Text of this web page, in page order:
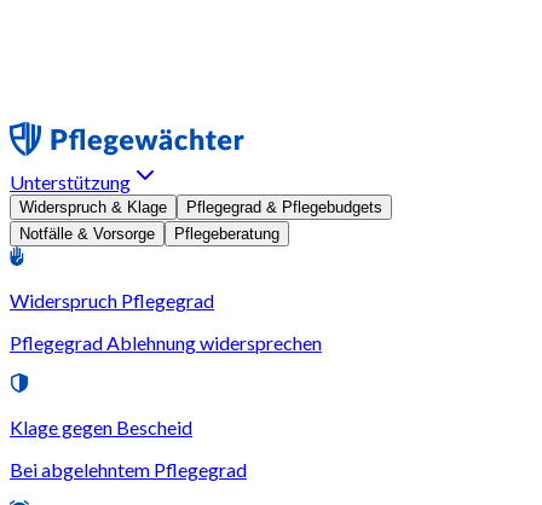
Unterstützung
Widerspruch & Klage
Pflegegrad & Pflegebudgets
Notfälle & Vorsorge
Pflegeberatung
Widerspruch Pflegegrad
Pflegegrad Ablehnung widersprechen
Klage gegen Bescheid
Bei abgelehntem Pflegegrad